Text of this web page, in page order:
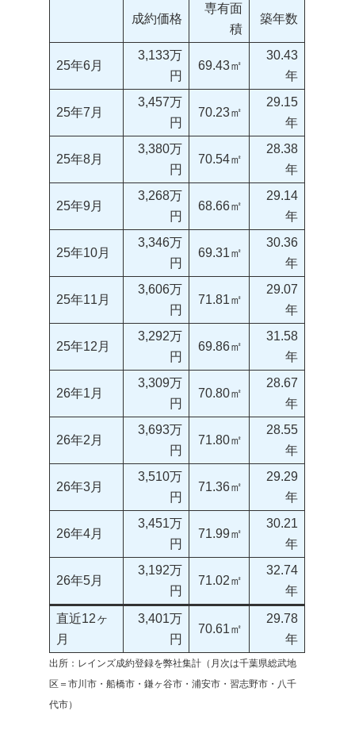
成約価格
専有面
積
築年数
25年6月
3,133万
円
69.43㎡
30.43
年
25年7月
3,457万
円
70.23㎡
29.15
年
25年8月
3,380万
円
70.54㎡
28.38
年
25年9月
3,268万
円
68.66㎡
29.14
年
25年10月
3,346万
円
69.31㎡
30.36
年
25年11月
3,606万
円
71.81㎡
29.07
年
25年12月
3,292万
円
69.86㎡
31.58
年
26年1月
3,309万
円
70.80㎡
28.67
年
26年2月
3,693万
円
71.80㎡
28.55
年
26年3月
3,510万
円
71.36㎡
29.29
年
26年4月
3,451万
円
71.99㎡
30.21
年
26年5月
3,192万
円
71.02㎡
32.74
年
直近12ヶ
月
3,401万
円
70.61㎡
29.78
年
出所：レインズ成約登録を弊社集計（月次は千葉県総武地
区＝市川市・船橋市・鎌ヶ谷市・浦安市・習志野市・八千
代市）